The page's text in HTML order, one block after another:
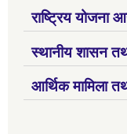
राष्ट्रिय योजना
स्थानीय शासन
आर्थिक मामिला